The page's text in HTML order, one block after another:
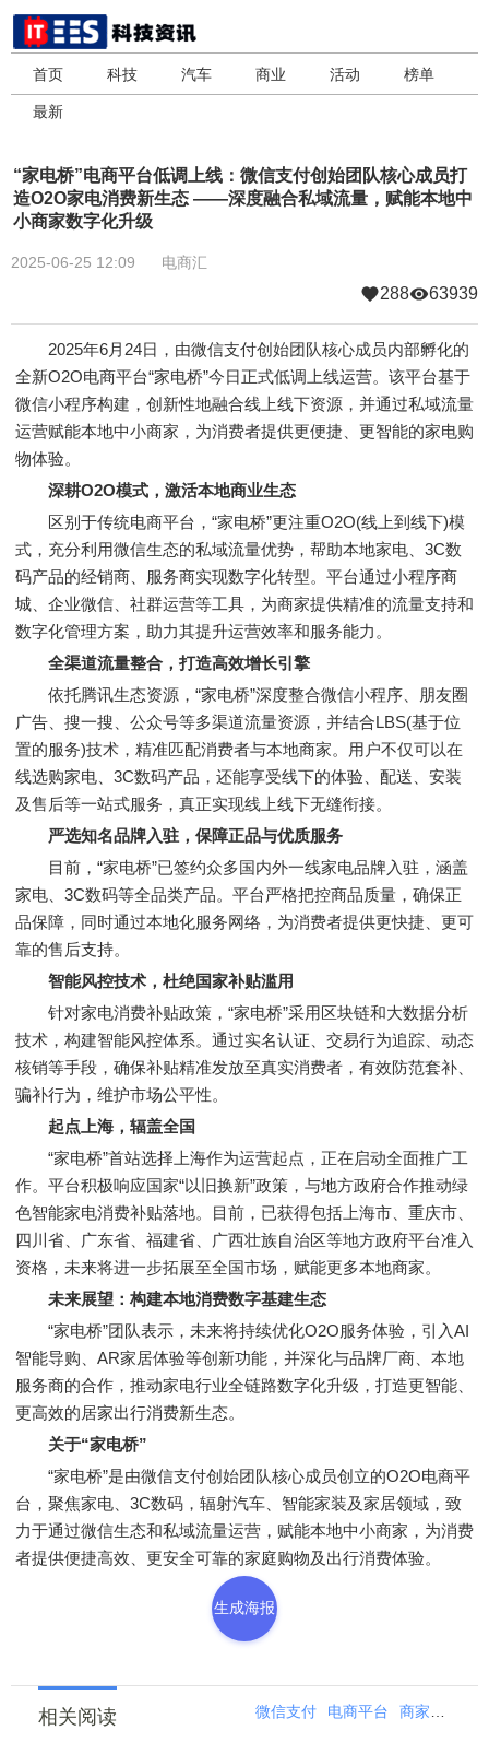
首页 科技 汽车 商业 活动 榜单
最新
“家电桥”电商平台低调上线：微信支付创始团队核心成员打
造O2O家电消费新生态 ——深度融合私域流量，赋能本地中
小商家数字化升级
2025-06-25 12:09 电商汇
288 63939
2025年6月24日，由微信支付创始团队核心成员内部孵化的
全新O2O电商平台“家电桥”今日正式低调上线运营。该平台基于
微信小程序构建，创新性地融合线上线下资源，并通过私域流量
运营赋能本地中小商家，为消费者提供更便捷、更智能的家电购
物体验。
深耕O2O模式，激活本地商业生态
区别于传统电商平台，“家电桥”更注重O2O(线上到线下)模
式，充分利用微信生态的私域流量优势，帮助本地家电、3C数
码产品的经销商、服务商实现数字化转型。平台通过小程序商
城、企业微信、社群运营等工具，为商家提供精准的流量支持和
数字化管理方案，助力其提升运营效率和服务能力。
全渠道流量整合，打造高效增长引擎
依托腾讯生态资源，“家电桥”深度整合微信小程序、朋友圈
广告、搜一搜、公众号等多渠道流量资源，并结合LBS(基于位
置的服务)技术，精准匹配消费者与本地商家。用户不仅可以在
线选购家电、3C数码产品，还能享受线下的体验、配送、安装
及售后等一站式服务，真正实现线上线下无缝衔接。
严选知名品牌入驻，保障正品与优质服务
目前，“家电桥”已签约众多国内外一线家电品牌入驻，涵盖
家电、3C数码等全品类产品。平台严格把控商品质量，确保正
品保障，同时通过本地化服务网络，为消费者提供更快捷、更可
靠的售后支持。
智能风控技术，杜绝国家补贴滥用
针对家电消费补贴政策，“家电桥”采用区块链和大数据分析
技术，构建智能风控体系。通过实名认证、交易行为追踪、动态
核销等手段，确保补贴精准发放至真实消费者，有效防范套补、
骗补行为，维护市场公平性。
起点上海，辐盖全国
“家电桥”首站选择上海作为运营起点，正在启动全面推广工
作。平台积极响应国家“以旧换新”政策，与地方政府合作推动绿
色智能家电消费补贴落地。目前，已获得包括上海市、重庆市、
四川省、广东省、福建省、广西壮族自治区等地方政府平台准入
资格，未来将进一步拓展至全国市场，赋能更多本地商家。
未来展望：构建本地消费数字基建生态
“家电桥”团队表示，未来将持续优化O2O服务体验，引入AI
智能导购、AR家居体验等创新功能，并深化与品牌厂商、本地
服务商的合作，推动家电行业全链路数字化升级，打造更智能、
更高效的居家出行消费新生态。
关于“家电桥”
“家电桥”是由微信支付创始团队核心成员创立的O2O电商平
台，聚焦家电、3C数码，辐射汽车、智能家装及家居领域，致
力于通过微信生态和私域流量运营，赋能本地中小商家，为消费
者提供便捷高效、更安全可靠的家庭购物及出行消费体验。
生成海报
相关阅读 微信支付 电商平台 商家